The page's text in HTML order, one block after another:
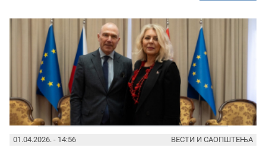
01.04.2026. - 14:56 ВЕСТИ И САОПШТЕЊА